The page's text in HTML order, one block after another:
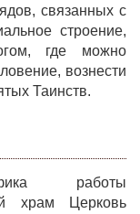
связанных с
строение,
где можно
вознести
Таинств.
работы
храм Церковь